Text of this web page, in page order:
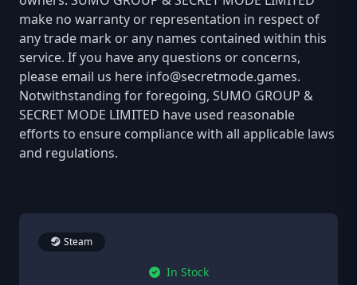
make no warranty or representation in respect of
any trade mark or any names contained within this
service. If you have any questions or concerns,
please email us here info@secretmode.games.
Notwithstanding for foregoing, SUMO GROUP &
SECRET MODE LIMITED have used reasonable
efforts to ensure compliance with all applicable laws
and regulations.
Steam
In Stock